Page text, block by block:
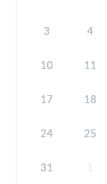
3 4
10 11
17 18
24 25
31 1